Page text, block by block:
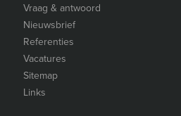
Vraag & antwoord
Nieuwsbrief
Referenties
Vacatures
Sitemap
Links